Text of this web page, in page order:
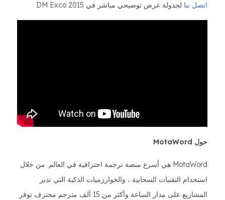
اتصل بنا لجدولة عرض توضيحي مباشر في DM Exco 2015
حول MotaWord
MotaWord هي أسرع منصة ترجمة احترافية في العالم. من خلال
استخدام التقنيات السحابية ، والخوارزميات الذكية التي تدير
المشاريع على مدار الساعة وأكثر من 15 ألف مترجم محترف توفر